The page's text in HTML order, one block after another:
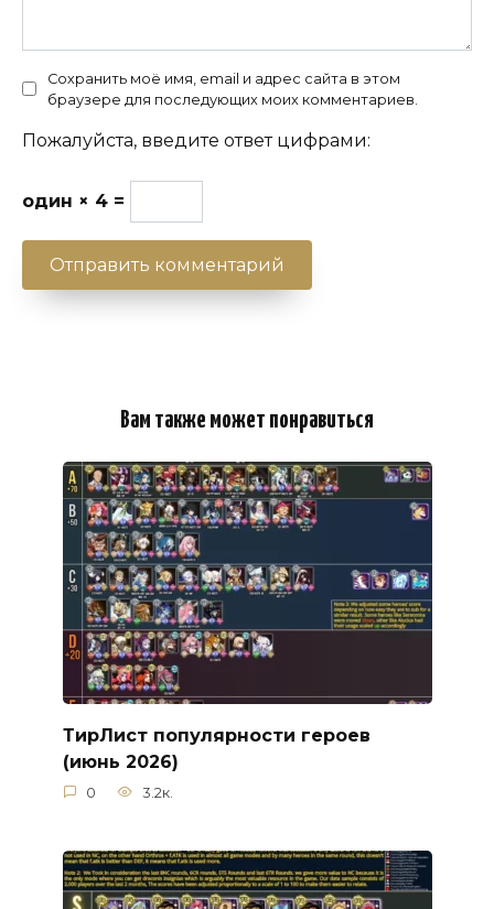
Сохранить моё имя, email и адрес сайта в этом
браузере для последующих моих комментариев.
Пожалуйста, введите ответ цифрами:
один × 4 =
Вам также может понравиться
ТирЛист популярности героев
(июнь 2026)
0 3.2к.